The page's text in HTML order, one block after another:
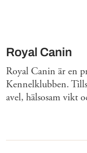
Royal Canin
Royal Canin är en
Kennelklubben.
avel, hälsosam vikt